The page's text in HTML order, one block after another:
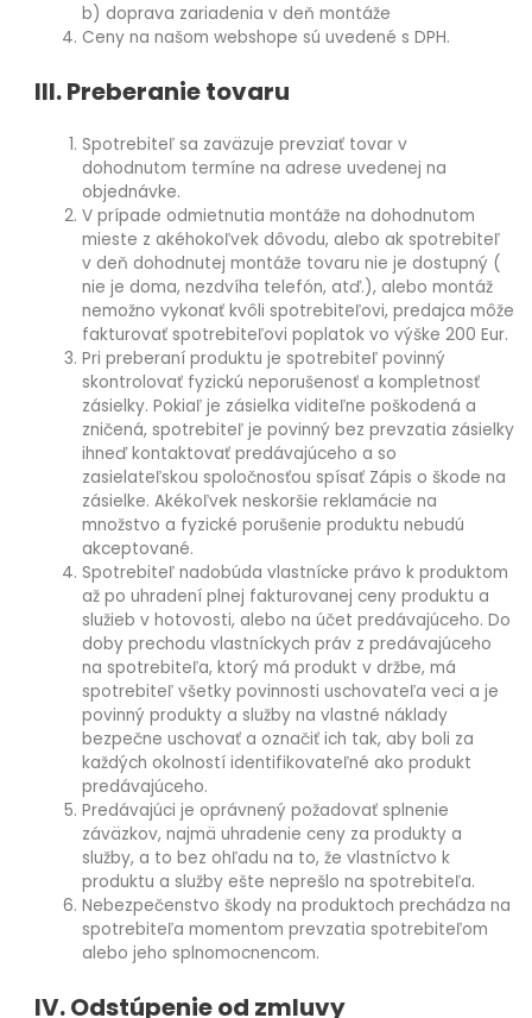
b) doprava zariadenia v deň montáže
Ceny na našom webshope sú uvedené s DPH.
III. Preberanie tovaru
Spotrebiteľ sa zaväzuje prevziať tovar v
dohodnutom termíne na adrese uvedenej na
objednávke.
V prípade odmietnutia montáže na dohodnutom
mieste z akéhokoľvek dôvodu, alebo ak spotrebiteľ
v deň dohodnutej montáže tovaru nie je dostupný (
nie je doma, nezdvíha telefón, atď.), alebo montáž
nemožno vykonať kvôli spotrebiteľovi, predajca môže
fakturovať spotrebiteľovi poplatok vo výške 200 Eur.
Pri preberaní produktu je spotrebiteľ povinný
skontrolovať fyzickú neporušenosť a kompletnosť
zásielky. Pokiaľ je zásielka viditeľne poškodená a
zničená, spotrebiteľ je povinný bez prevzatia zásielky
ihneď kontaktovať predávajúceho a so
zasielateľskou spoločnosťou spísať Zápis o škode na
zásielke. Akékoľvek neskoršie reklamácie na
množstvo a fyzické porušenie produktu nebudú
akceptované.
Spotrebiteľ nadobúda vlastnícke právo k produktom
až po uhradení plnej fakturovanej ceny produktu a
služieb v hotovosti, alebo na účet predávajúceho. Do
doby prechodu vlastníckych práv z predávajúceho
na spotrebiteľa, ktorý má produkt v držbe, má
spotrebiteľ všetky povinnosti uschovateľa veci a je
povinný produkty a služby na vlastné náklady
bezpečne uschovať a označiť ich tak, aby boli za
každých okolností identifikovateľné ako produkt
predávajúceho.
Predávajúci je oprávnený požadovať splnenie
záväzkov, najmä uhradenie ceny za produkty a
služby, a to bez ohľadu na to, že vlastníctvo k
produktu a služby ešte neprešlo na spotrebiteľa.
Nebezpečenstvo škody na produktoch prechádza na
spotrebiteľa momentom prevzatia spotrebiteľom
alebo jeho splnomocnencom.
IV. Odstúpenie od zmluvy